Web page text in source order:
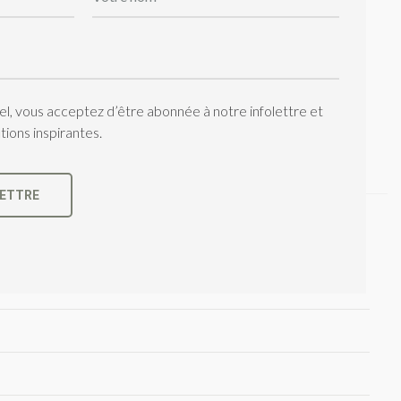
15 ans des milliers de personnes à travers ses
incarnée, François guide chacun vers une
et propice au retour à l’essentiel.
vous acceptez d’être abonnée à notre infolettre et
inspirantes.